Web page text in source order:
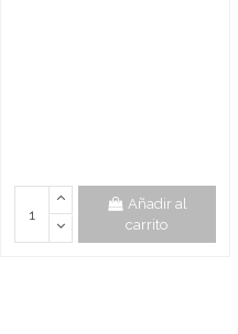
Añadir al
carrito